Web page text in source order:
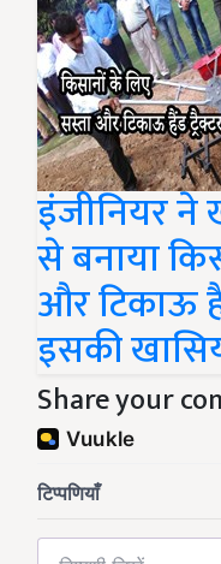
इंजीनियर
से बनाया
और टिकाऊ
इसकी
Share your